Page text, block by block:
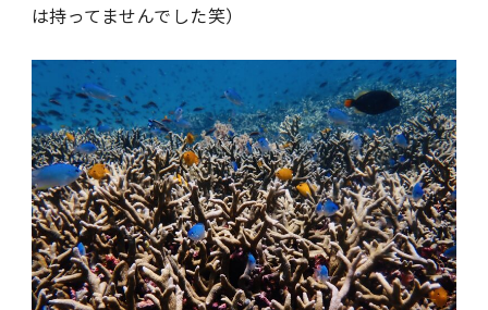
は持ってませんでした笑）